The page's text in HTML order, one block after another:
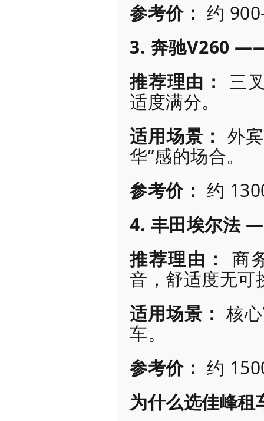
参考价： 约
3. 奔驰V260
推荐理由：
三
适度满分。
适用场景： 外
华”感的场合。
参考价： 约
4. 丰田埃尔法
推荐理由： 商
音，舒适度无可
适用场景：核
车。
参考价： 约
为什么选佳峰租